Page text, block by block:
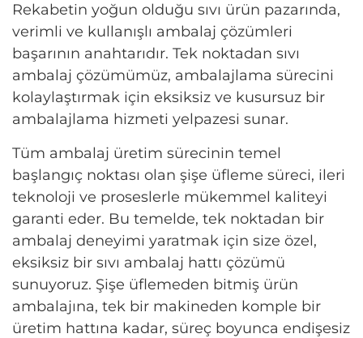
Rekabetin yoğun olduğu sıvı ürün pazarında,
verimli ve kullanışlı ambalaj çözümleri
başarının anahtarıdır. Tek noktadan sıvı
ambalaj çözümümüz, ambalajlama sürecini
kolaylaştırmak için eksiksiz ve kusursuz bir
ambalajlama hizmeti yelpazesi sunar.
Tüm ambalaj üretim sürecinin temel
başlangıç ​​noktası olan şişe üfleme süreci, ileri
teknoloji ve proseslerle mükemmel kaliteyi
garanti eder. Bu temelde, tek noktadan bir
ambalaj deneyimi yaratmak için size özel,
eksiksiz bir sıvı ambalaj hattı çözümü
sunuyoruz. Şişe üflemeden bitmiş ürün
ambalajına, tek bir makineden komple bir
üretim hattına kadar, süreç boyunca endişesiz